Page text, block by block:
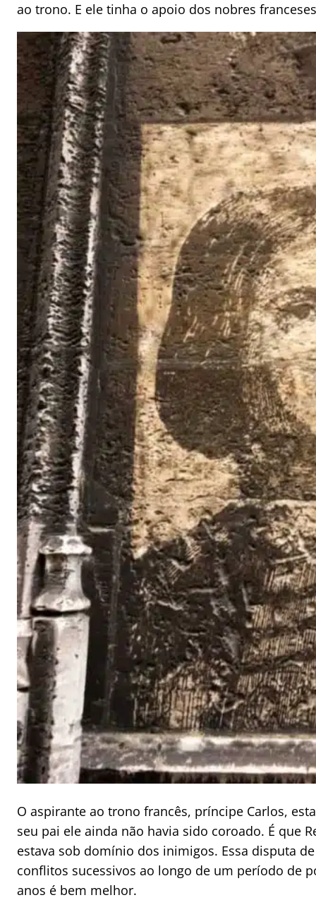
ao trono. E ele tinha o apoio dos nobres
O aspirante ao trono francês, príncipe Carlos,
seu pai ele ainda não havia sido coroado. É que
estava sob domínio dos inimigos. Essa disputa
conflitos sucessivos ao longo de um período de
anos é bem melhor.